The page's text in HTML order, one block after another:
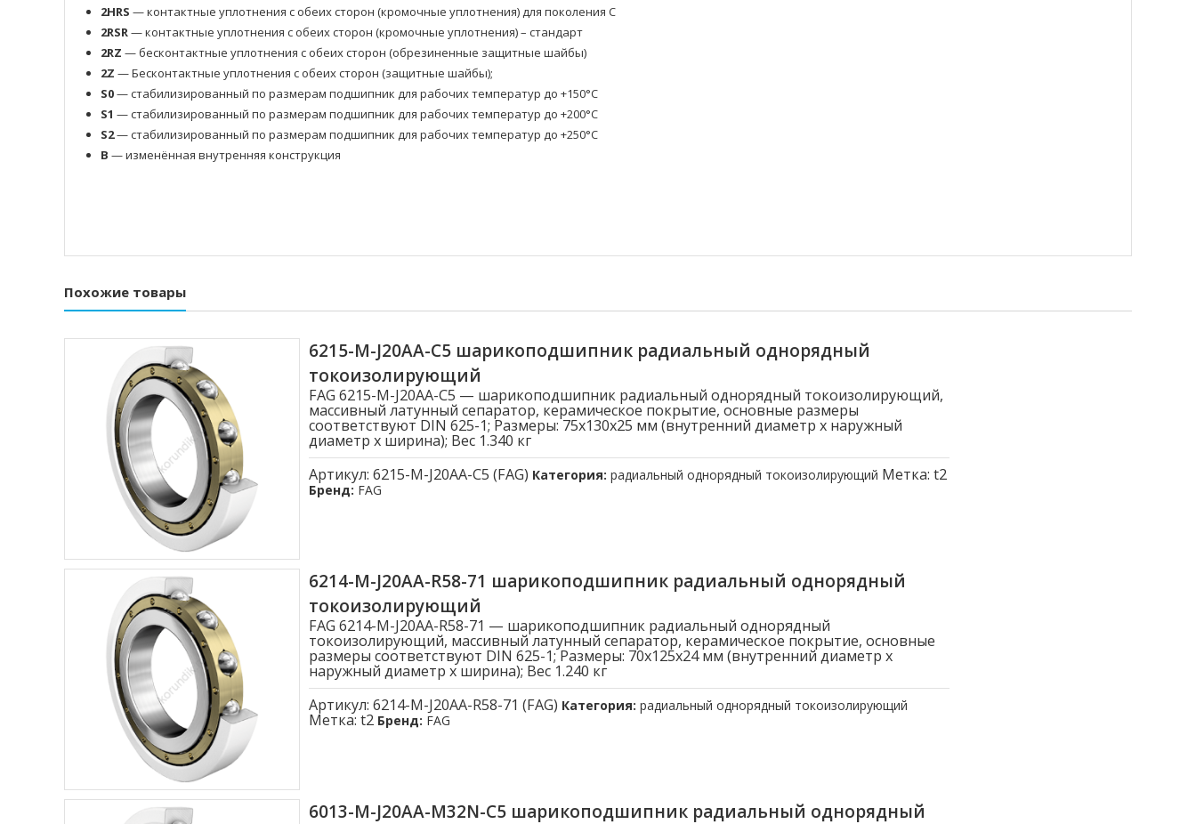
2HRS — контактные уплотнения с обеих сторон (кромочные уплотнения) для поколения C
2RSR— контактные уплотнения с обеих сторон (кромочные уплотнения) – стандарт
2RZ — бесконтактные уплотнения с обеих сторон (обрезиненные защитные шайбы)
2Z — Бесконтактные уплотнения с обеих сторон (защитные шайбы);
S0— стабилизированный по размерам подшипник для рабочих температур до +150°C
S1 — стабилизированный по размерам подшипник для рабочих температур до +200°C
S2— стабилизированный по размерам подшипник для рабочих температур до +250°C
B — изменённая внутренняя конструкция
Похожие товары
6215-M-J20AA-C5 шарикоподшипник радиальный однорядный
токоизолирующий
FAG 6215-M-J20AA-C5 — шарикоподшипник радиальный однорядный токоизолирующий,
массивный латунный сепаратор, керамическое покрытие, основные размеры
соответствуют DIN 625-1; Размеры: 75x130x25 мм (внутренний диаметр x наружный
диаметр x ширина); Вес 1.340 кг
Артикул: 6215-M-J20AA-C5 (FAG) Категория: радиальный однорядный токоизолирующий Метка: t2
Бренд: FAG
6214-M-J20AA-R58-71 шарикоподшипник радиальный однорядный
токоизолирующий
FAG 6214-M-J20AA-R58-71 — шарикоподшипник радиальный однорядный
токоизолирующий, массивный латунный сепаратор, керамическое покрытие, основные
размеры соответствуют DIN 625-1; Размеры: 70x125x24 мм (внутренний диаметр x
наружный диаметр x ширина); Вес 1.240 кг
Артикул: 6214-M-J20AA-R58-71 (FAG) Категория: радиальный однорядный токоизолирующий
Метка: t2 Бренд: FAG
6013-M-J20AA-M32N-C5 шарикоподшипник радиальный однорядный